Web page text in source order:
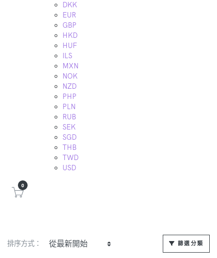
DKK
EUR
GBP
HKD
HUF
ILS
MXN
NOK
NZD
PHP
PLN
RUB
SEK
SGD
THB
TWD
USD
0
排序方式： 篩選分類